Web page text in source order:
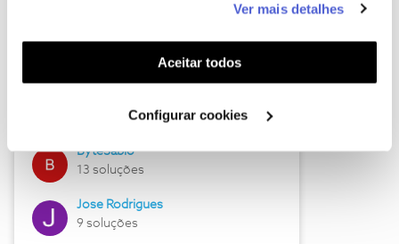
funcionalidades (cookies de personalização e
funcionalidade) e adaptar anúncios aos seus interesses
(cookies de publicidade personalizada). Pode gerir a
utilização dos cookies clicando em "Configurar
Ver mais detalhes
Aceitar todos
Configurar cookies
Hall of Fame de julho
17 soluções
ByteSábio
13 soluções
Jose Rodrigues
9 soluções